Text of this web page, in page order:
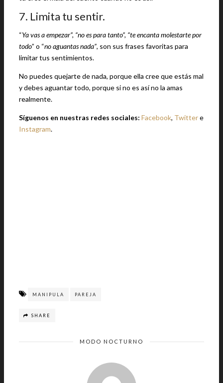
7. Limita tu sentir.
“Ya vas a empezar”, “no es para tanto”, “te encanta molestarte por
todo” o “no aguantas nada”, son sus frases favoritas para
limitar tus sentimientos.
No puedes quejarte de nada, porque ella cree que estás mal
y debes aguantar todo, porque si no es así no la amas
realmente.
Síguenos en nuestras redes sociales: Facebook, Twittere
Instagram.
MANIPULA PAREJA
SHARE
MODO NOCTURNO